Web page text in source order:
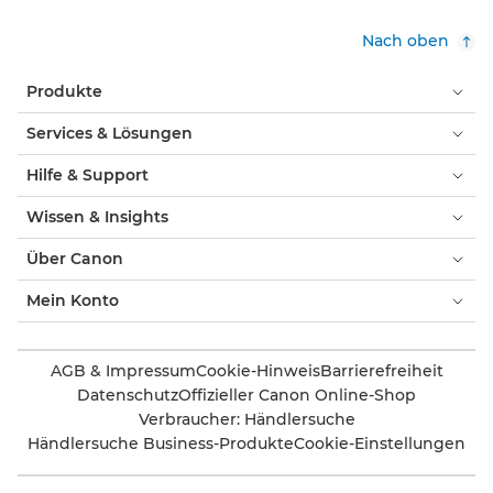
Nach oben
Produkte
Services & Lösungen
Hilfe & Support
Wissen & Insights
Über Canon
Mein Konto
AGB & ImpressumCookie-HinweisBarrierefreiheit
DatenschutzOffizieller Canon Online-Shop
Verbraucher: Händlersuche
Händlersuche Business-ProdukteCookie-Einstellungen